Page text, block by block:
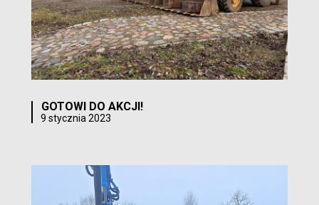
GOTOWI DO AKCJI!
9 stycznia 2023